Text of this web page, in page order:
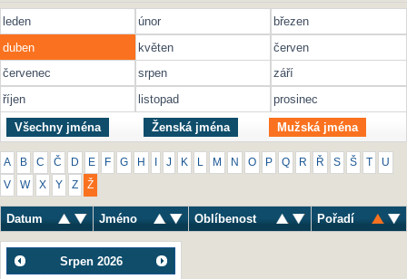
leden únor
březen
duben
květen
červen
červenec
srpen
září
říjen
listopad prosinec
Všechny jména Ženská jména Mužská jména
A B C Č D E F G H J K M N O P Q R Ř S Š U
V W X Y Z Ž
Datum Jméno Oblíbenost Pořadí
Srpen 2026